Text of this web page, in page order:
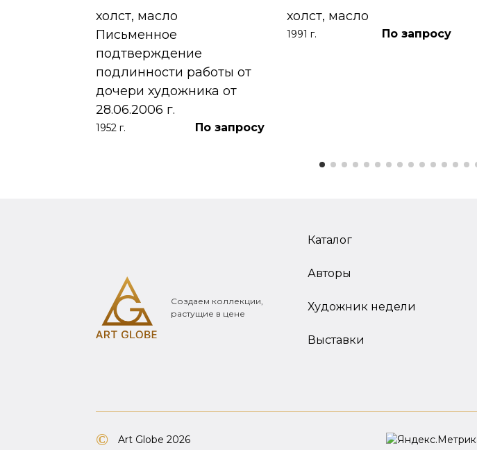
холст, масло
Письменное
подтверждение
подлинности работы от
дочери художника от
28.06.2006 г.
1952 г. По запросу
холст, масло
1991 г. По запросу
Создаем коллекции,
растущие в цене
Каталог
Авторы
Художник недели
Выставки
Art Globe 2026